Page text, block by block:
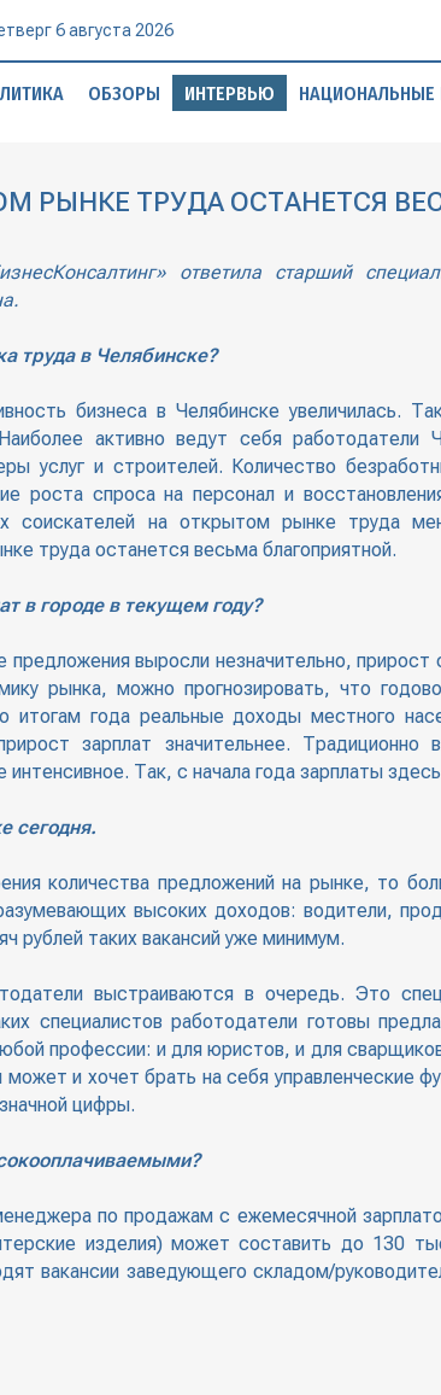
6 августа 2026
ОБЗОРЫ ИНТЕРВЬЮ НАЦИОНАЛЬНЫЕ
РЫНКЕ ТРУДА ОСТАНЕТСЯ
ответила старший
труда в Челябинске?
бизнеса в Челябинске увеличилась.
активно ведут себя работодатели
услуг и строителей. Количество
роста спроса на персонал и
соискателей на открытом рынке труда
труда останется весьма благоприятной.
в городе в текущем году?
предложения выросли незначительно,
рынка, можно прогнозировать, что
итогам года реальные доходы местного
зарплат значительнее. Традиционно
Так, с начала года зарплаты
сегодня.
количества предложений на рынке, то
высоких доходов: водители,
рублей таких вакансий уже минимум.
выстраиваются в очередь. Это
специалистов работодатели готовы
профессии: и для юристов, и для
и хочет брать на себя управленческие
цифры.
по продажам с ежемесячной
изделия) может составить до 130
вакансии заведующего складом/